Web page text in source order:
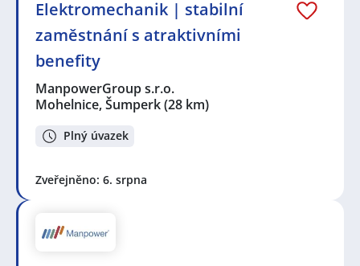
Elektromechanik | stabilní
zaměstnání s atraktivními
benefity
ManpowerGroup s.r.o.
Mohelnice, Šumperk(28 km)
Plný úvazek
Zveřejněno: 6. srpna